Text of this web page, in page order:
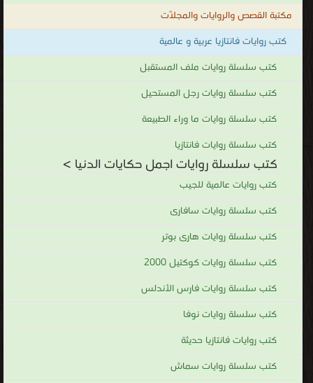
مكتبة القصص والروايات والمجلّات
كتب روايات فانتازيا عربية و عالمية
كتب سلسلة روايات ملف المستقبل
كتب سلسلة روايات رجل المستحيل
كتب سلسلة روايات ما وراء الطبيعة
كتب سلسلة روايات فانتازيا
كتب سلسلة روايات اجمل حكايات الدنيا >
كتب روايات عالمية للجيب
كتب سلسلة روايات سافارى
كتب سلسلة روايات هارى بوتر
كتب سلسلة روايات كوكتيل 2000
كتب سلسلة روايات فارس الأندلس
كتب سلسلة روايات نوفا
كتب روايات فانتازيا حديثة
كتب سلسلة روايات سماش